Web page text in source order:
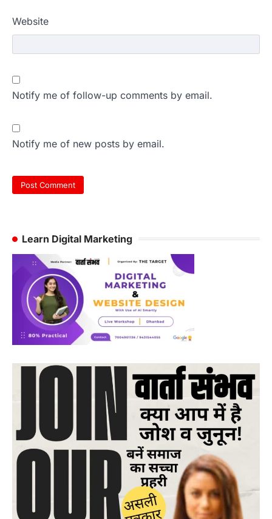
Website
Notify me of follow-up comments by email.
Notify me of new posts by email.
Learn Digital Marketing